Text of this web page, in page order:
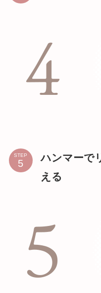
STEP
ハンマーで
える